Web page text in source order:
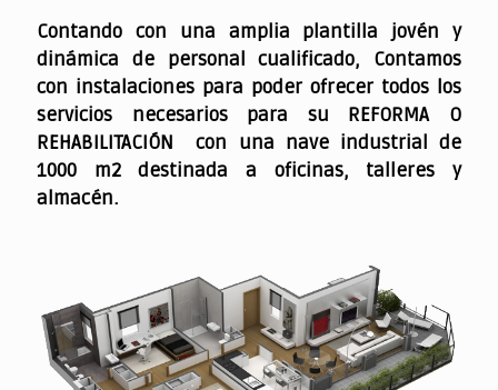
Contando con una amplia plantilla jovén y
dinámica de personal cualificado, Contamos
con instalaciones para poder ofrecer todos los
servicios necesarios para su REFORMA O
REHABILITACIÓN con una nave industrial de
1000 m2 destinada a oficinas, talleres y
almacén.